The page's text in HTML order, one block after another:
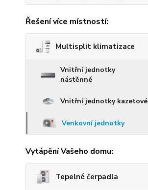
Řešení více místností:
Multisplit klimatizace
Vnitřní jednotky
nástěnné
Vnitřní jednotky kazetové
Venkovní jednotky
Vytápění Vašeho domu:
Tepelné čerpadla